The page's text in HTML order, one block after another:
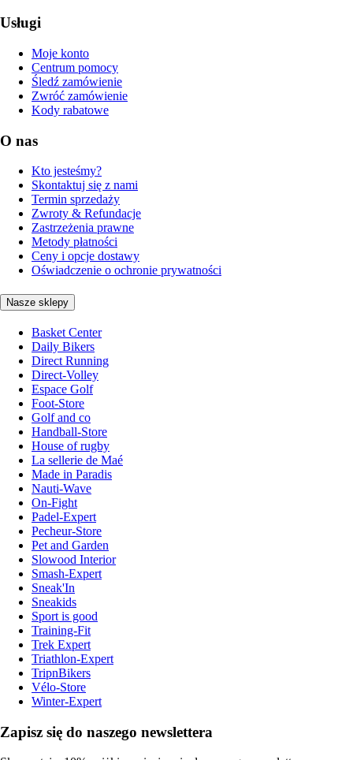
Usługi
Moje konto
Centrum pomocy
Śledź zamówienie
Zwróć zamówienie
Kody rabatowe
O nas
Kto jesteśmy?
Skontaktuj się z nami
Termin sprzedaży
Zwroty & Refundacje
Zastrzeżenia prawne
Metody płatności
Ceny i opcje dostawy
Oświadczenie o ochronie prywatności
Nasze sklepy
Basket Center
Daily Bikers
Direct Running
Direct-Volley
Espace Golf
Foot-Store
Golf and co
Handball-Store
House of rugby
La sellerie de Maé
Made in Paradis
Nauti-Wave
On-Fight
Padel-Expert
Pecheur-Store
Pet and Garden
Slowood Interior
Smash-Expert
Sneak'In
Sneakids
Sport is good
Training-Fit
Trek Expert
Triathlon-Expert
TripnBikers
Vélo-Store
Winter-Expert
Zapisz się do naszego newslettera